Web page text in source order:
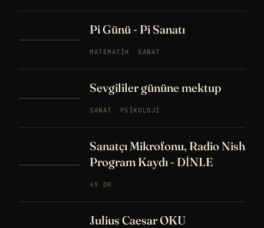
Pi Günü - Pi Sanatı
MATEMATIK SANAT
Sevgililer gününe mektup
SANAT PSIKOLOJI
Sanatçı Mikrofonu, Radio Nish
Program Kaydı - DİNLE
49 DK
Julius Caesar OKU